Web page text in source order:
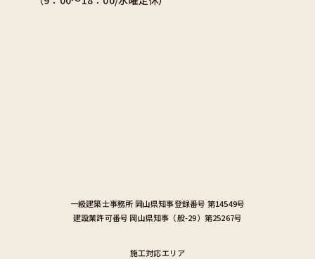
一級建築士事務所 岡山県知事登録番号 第14549号
建設業許可番号 岡山県知事（般-29）第25267号
施工対応エリア